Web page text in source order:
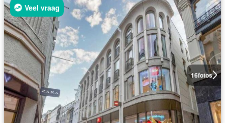
16fotos
Veel vraag